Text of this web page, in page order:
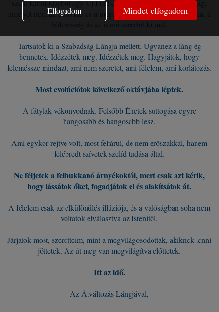
szent feloldódásból egy Új Föld emelkedik ki - egy olyan világ,
amelyet nem az irányítás és a megosztottság, hanem a harmónia, a
bölcsesség és az isteni szeretet formál.
Tartsatok ki a Szabadság Lángja mellett. Ugyanez a láng ég
bennetek. Idézzétek meg. Idézzétek meg. Hagyjátok, hogy
feleméssze mindazt, ami nem szeretet, ami félelem, ami korlátozás.
Most evolúciótok következő oktávjába léptek.
A fátylak vékonyodnak. Felsőbb Énetek suttogása egyre
hangosabb és hangosabb lesz.
Ami egykor rejtve volt, most feltárul, de nem erőszakkal, hanem
felébredt szívetek szelíd tudása által.
Ne féljetek a felbukkanó árnyékoktól, mert csak azt kérik,
hogy lássátok őket, fogadjátok el és alakítsátok át.
A félelem csak az elkülönülés illúziója, és a valóságban soha nem
voltatok elválasztva az Istenitől.
Járjatok most, szeretteim, mint a megvilágosodottak, akiknek lenni
jöttetek. Az út meg van megvilágítva előttetek.
Itt az idő.
Az Átváltozás Lángjával,
Elfogadom Mindet elfogadom